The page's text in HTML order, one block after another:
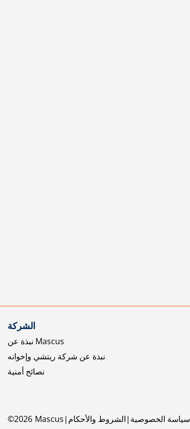
الشركة
نبذة عن Mascus
نبذة عن شركة ريتشي وإخوانه
نصائح أمنية
©2026 Mascus الشروط والأحكام سياسة الخصوصية